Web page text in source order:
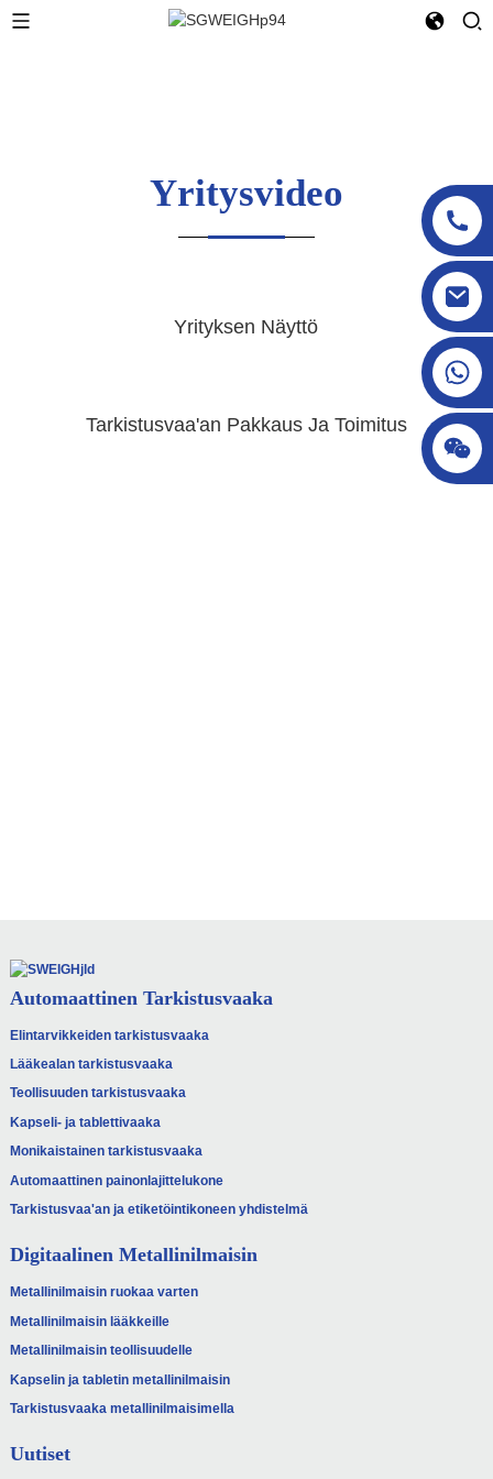
Yritysvideo
Yrityksen Näyttö
Tarkistusvaa'an Pakkaus Ja Toimitus
Automaattinen Tarkistusvaaka
Elintarvikkeiden tarkistusvaaka
Lääkealan tarkistusvaaka
Teollisuuden tarkistusvaaka
Kapseli- ja tablettivaaka
Monikaistainen tarkistusvaaka
Automaattinen painonlajittelukone
Tarkistusvaa'an ja etiketöintikoneen yhdistelmä
Digitaalinen Metallinilmaisin
Metallinilmaisin ruokaa varten
Metallinilmaisin lääkkeille
Metallinilmaisin teollisuudelle
Kapselin ja tabletin metallinilmaisin
Tarkistusvaaka metallinilmaisimella
Uutiset